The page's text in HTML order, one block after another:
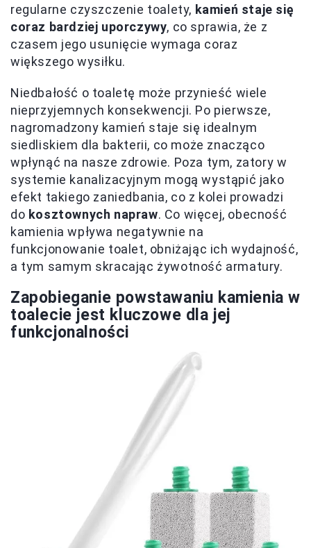
regularne czyszczenie toalety, kamień staje się
coraz bardziej uporczywy, co sprawia, że z
czasem jego usunięcie wymaga coraz
większego wysiłku.
Niedbałość o toaletę może przynieść wiele
nieprzyjemnych konsekwencji. Po pierwsze,
nagromadzony kamień staje się idealnym
siedliskiem dla bakterii, co może znacząco
wpłynąć na nasze zdrowie. Poza tym, zatory w
systemie kanalizacyjnym mogą wystąpić jako
efekt takiego zaniedbania, co z kolei prowadzi
do kosztownych napraw. Co więcej, obecność
kamienia wpływa negatywnie na
funkcjonowanie toalet, obniżając ich wydajność,
a tym samym skracając żywotność armatury.
Zapobieganie powstawaniu kamienia w
toalecie jest kluczowe dla jej
funkcjonalności